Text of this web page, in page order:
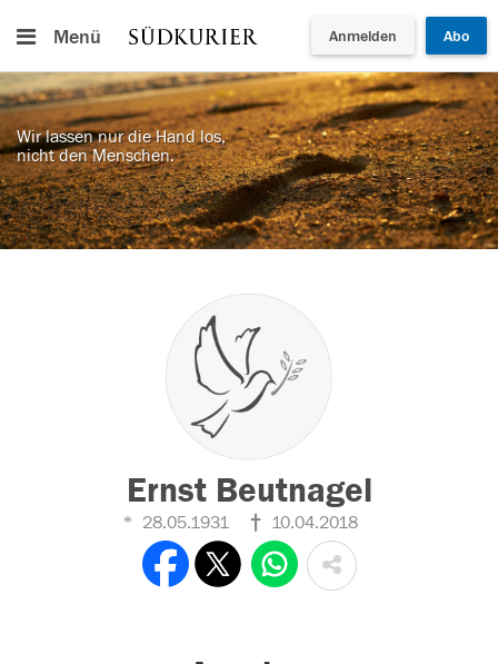
Menü Anmelden Abo
Wir lassen nur die Hand los,
nicht den Menschen.
Ernst Beutnagel
28.05.1931 10.04.2018